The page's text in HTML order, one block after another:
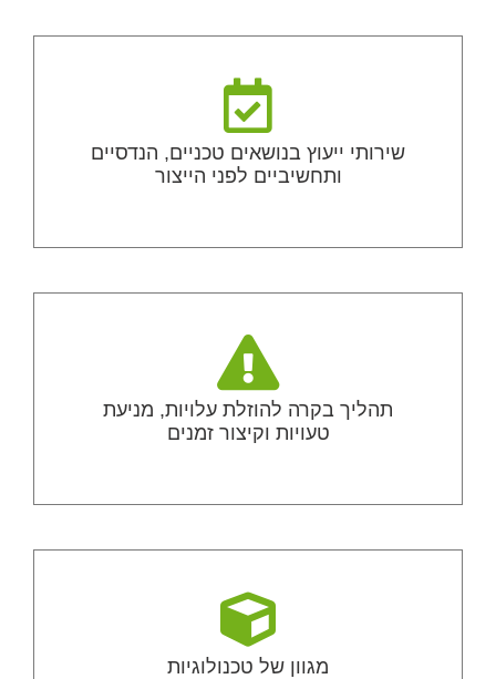
שירותי ייעוץ בנושאים טכניים, הנדסיים
ותחשיביים לפני הייצור
תהליך בקרה להוזלת עלויות, מניעת
טעויות וקיצור זמנים
מגוון של טכנולוגיות